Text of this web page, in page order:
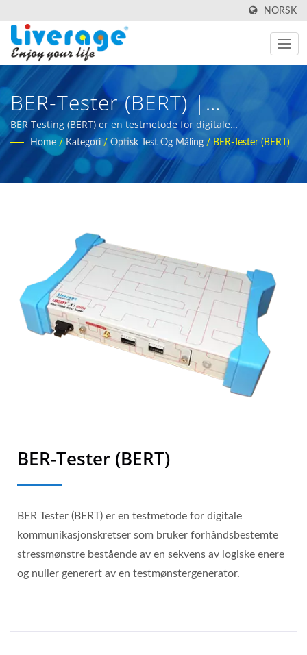
NORSK
BER-Tester (BERT) |
Høyytelses Fiberoptiske
Transceivere For 5g-Nettverk
BER Testing (BERT) er en testmetode for digitale
kommunikasjonskretser. | fiberoptisk måleutstyr for
internasjonale kjøpere
Home / Kategori / Optisk Test Og Måling / BER-Tester (BERT)
BER-Tester (BERT)
BER Tester (BERT) er en testmetode for digitale
kommunikasjonskretser som bruker forhåndsbestemte
stressmønstre bestående av en sekvens av logiske enere
og nuller generert av en testmønstergenerator.